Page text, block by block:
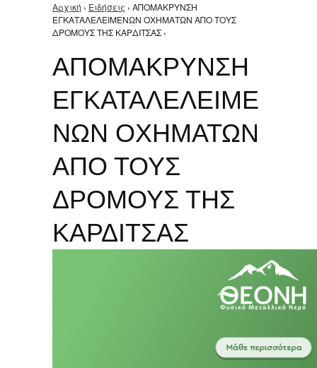
Είστε εδώ
Αρχική › Ειδήσεις › ΑΠΟΜΑΚΡΥΝΣΗ
ΕΓΚΑΤΑΛΕΛΕΙΜΕΝΩΝ ΟΧΗΜΑΤΩΝ ΑΠΟ ΤΟΥΣ
ΔΡΟΜΟΥΣ ΤΗΣ ΚΑΡΔΙΤΣΑΣ ›
ΑΠΟΜΑΚΡΥΝΣΗ
ΕΓΚΑΤΑΛΕΛΕΙΜΕ
ΝΩΝ ΟΧΗΜΑΤΩΝ
ΑΠΟ ΤΟΥΣ
ΔΡΟΜΟΥΣ ΤΗΣ
ΚΑΡΔΙΤΣΑΣ